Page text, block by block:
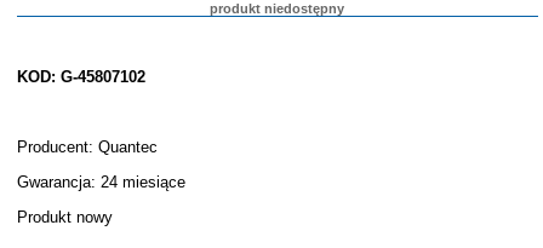
produkt niedostępny
KOD: G-45807102
Producent: Quantec
Gwarancja: 24 miesiące
Produkt nowy